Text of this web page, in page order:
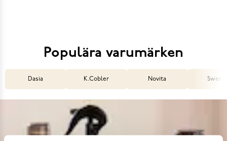
Populära varumärken
Dasia K.Cobler Novita